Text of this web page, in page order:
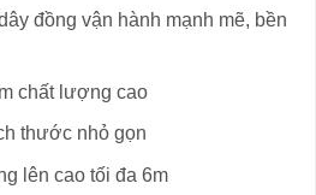
đồng vận hành mạnh mẽ, bền
chất lượng cao
thước nhỏ gọn
lên cao tối đa 6m